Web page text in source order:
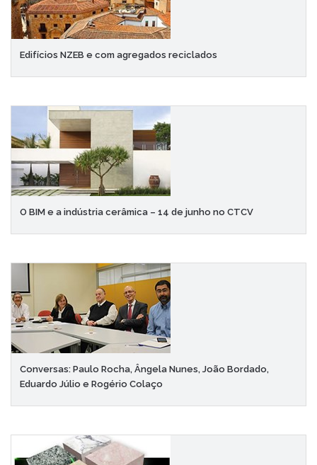
Edifícios NZEB e com agregados reciclados
O BIM e a indústria cerâmica – 14 de junho no CTCV
Conversas: Paulo Rocha, Ângela Nunes, João Bordado,
Eduardo Júlio e Rogério Colaço